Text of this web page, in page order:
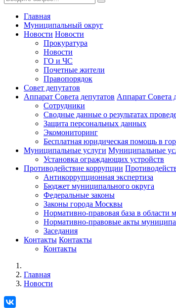
Главная
Муниципальный округ
Новости Новости
Прокуратура
Новости
ГО и ЧС
Почетные жители
Правопорядок
Совет депутатов
Аппарат Совета депутатов Аппарат Совета
Сотрудники
Сводные данные о результатах
Защита персональных данных
Экомониторинг
Бесплатная юридическая помощь в
Муниципальные услуги Муниципальные
Установка ограждающих устройств
Противодействие коррупции
Антикоррупционная экспертиза
Бюджет муниципального округа
Федеральные законы
Законы города Москвы
Нормативно-правовая база в области
Нормативно-правовые акты
Заседания
Контакты Контакты
Контакты
Главная
Новости